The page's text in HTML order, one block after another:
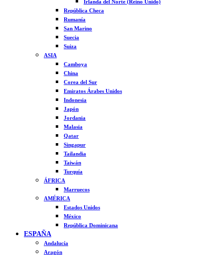
Irlanda del Norte (Reino Unido)
República Checa
Rumanía
San Marino
Suecia
Suiza
ASIA
Camboya
China
Corea del Sur
Emiratos Árabes Unidos
Indonesia
Japón
Jordania
Malasia
Qatar
Singapur
Tailandia
Taiwán
Turquía
ÁFRICA
Marruecos
AMÉRICA
Estados Unidos
México
República Dominicana
ESPAÑA
Andalucía
Aragón